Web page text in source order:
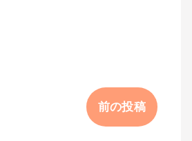
前の投稿